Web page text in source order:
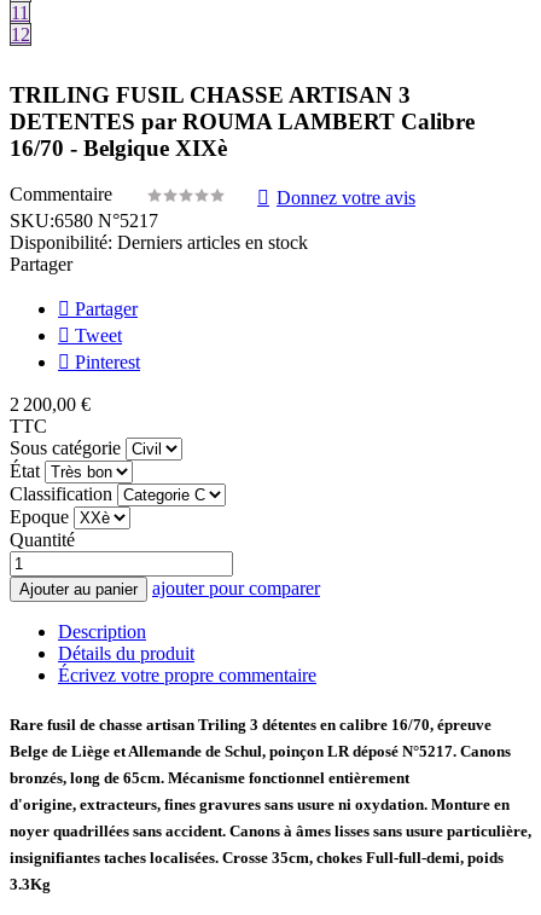
11
12
TRILING FUSIL CHASSE ARTISAN 3
DETENTES par ROUMA LAMBERT Calibre
16/70 - Belgique XIXè
Commentaire
Donnez votre avis
SKU:6580 N°5217
Disponibilité: Derniers articles en stock
Partager
Partager
Tweet
Pinterest
2 200,00 €
TTC
Sous catégorie
État
Classification
Epoque
Quantité
Ajouter au panier ajouter pour comparer
Description
Détails du produit
Écrivez votre propre commentaire
Rare fusil de chasse artisan Triling 3 détentes en calibre 16/70, épreuve
Belge de Liège et Allemande de Schul, poinçon LR déposé N°5217. Canons
bronzés, long de 65cm. Mécanisme fonctionnel entièrement
d'origine, extracteurs, fines gravures sans usure ni oxydation. Monture en
noyer quadrillées sans accident. Canons à âmes lisses sans usure particulière,
insignifiantes taches localisées. Crosse 35cm, chokes Full-full-demi, poids
3.3Kg